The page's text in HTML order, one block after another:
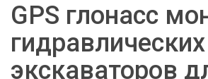
GPS глонасс
гидравлических
экскаваторов